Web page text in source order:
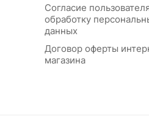
Согласие
обработку
данных
Договор оферты
магазина